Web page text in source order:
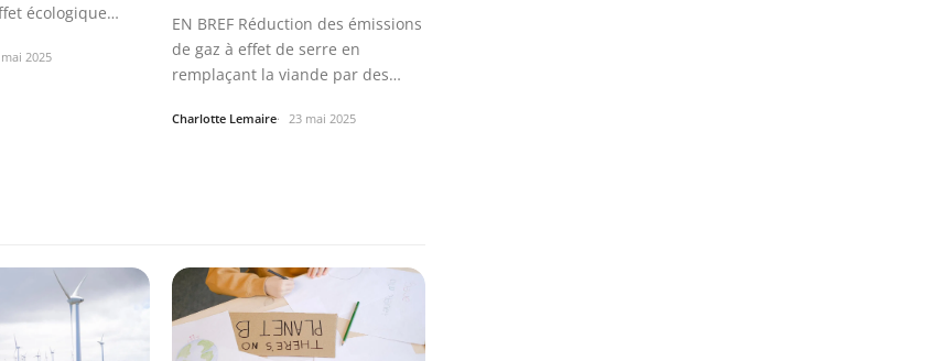
écologique…
2025
EN BREF Réduction des émissions
de gaz à effet de serre en
remplaçant la viande par des
Charlotte Lemaire 23 mai 2025